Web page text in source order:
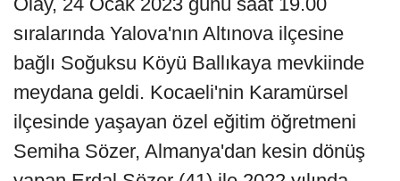
sıralarında Yalova'nın Altınova ilçesine
bağlı Soğuksu Köyü Ballıkaya mevkiinde
meydana geldi. Kocaeli'nin Karamürsel
ilçesinde yaşayan özel eğitim öğretmeni
Semiha Sözer, Almanya'dan kesin dönüş